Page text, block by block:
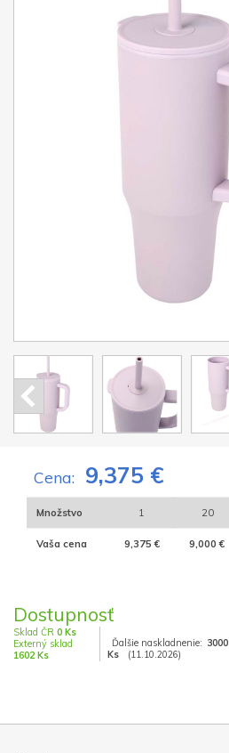
Cena: 9,375 €
Množstvo 1 20
Vaša cena 9,375 € 9,000 €
Dostupnosť
Sklad ČR 0 Ks
Externý sklad
1602 Ks
Ďalšie naskladnenie: 3000
Ks
(11.10.2026)